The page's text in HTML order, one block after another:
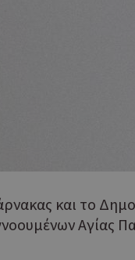
και το
Αγίας